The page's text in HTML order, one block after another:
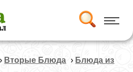
› Вторые Блюда › Блюда из